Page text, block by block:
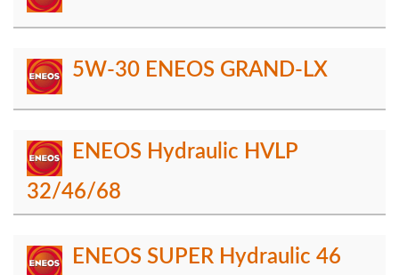
5W-30 ENEOS GRAND-LX
ENEOS Hydraulic HVLP
32/46/68
ENEOS SUPER Hydraulic 46